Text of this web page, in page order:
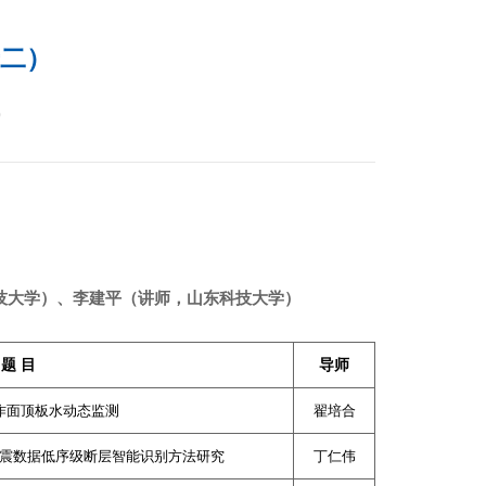
）
学）、李建平（讲师，山东科技大学）
题 目 导师
顶板水动态监测 翟培合
数据低序级断层智能识别方法研究 丁仁伟